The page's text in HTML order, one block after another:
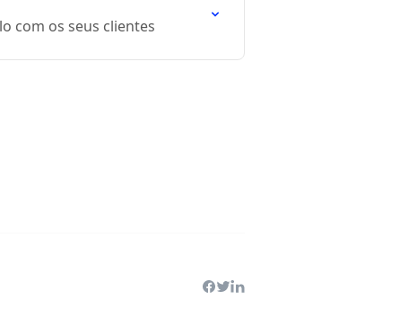
com os seus clientes